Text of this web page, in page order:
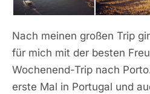
Nach meinen großen Trip
für mich mit der besten
Wochenend-Trip nach
erste Mal in Portugal und